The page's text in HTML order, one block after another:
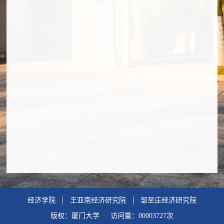
经济学院 王亚南经济研究院 邹至庄经济研究院
版权：厦门大学 访问量： 00003727次